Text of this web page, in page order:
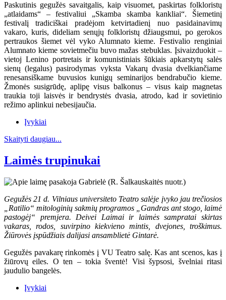
Paskutinis gegužės savaitgalis, kaip visuomet, paskirtas folkloristų
„atlaidams“ – festivaliui „Skamba skamba kankliai“. Šiemetinį
festivalį tradiciškai pradėjom ketvirtadienį nuo pasidainavimų
vakaro, kuris, dideliam senųjų folkloristų džiaugsmui, po gerokos
pertraukos šiemet vėl vyko Alumnato kieme. Festivalio renginiai
Alumnato kieme sovietmečiu buvo mažas stebuklas. Įsivaizduokit –
vietoj Lenino portretais ir komunistiniais šūkiais apkarstytų salės
sienų (legalus) pasirodymas vyksta Vakarų dvasia dvelkiančiame
renesansiškame buvusios kunigų seminarijos bendrabučio kieme.
Žmonės susigrūdę, aplipę visus balkonus – visus kaip magnetas
traukia toji laisvės ir bendrystės dvasia, atrodo, kad ir sovietinio
režimo aplinkui nebesijaučia.
Įvykiai
Skaityti daugiau...
Laimės trupinukai
Gegužės 21 d. Vilniaus universiteto Teatro salėje įvyko jau trečiosios
„Ratilio“ mitologinių sakmių programos „Gandras ant stogo, laimė
pastogėj“ premjera. Deivei Laimai ir laimės sampratai skirtas
vakaras, rodos, suvirpino kiekvieno mintis, dvejones, troškimus.
Žiūrovės įspūdžiais dalijasi ansamblietė Gintarė.
Gegužės pavakarę rinkomės į VU Teatro salę. Kas ant scenos, kas į
žiūrovų eiles. O ten – tokia šventė! Visi šypsosi, švelniai ritasi
jaudulio bangelės.
Įvykiai